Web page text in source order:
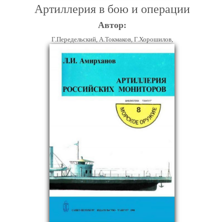
Артиллерия в бою и операции
Автор:
Г.Передельский, А.Токмаков, Г.Хорошилов,